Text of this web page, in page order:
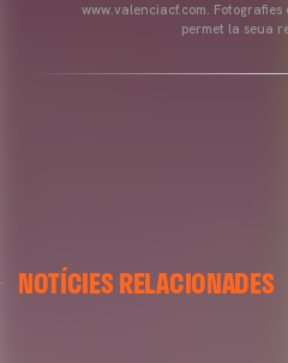
www.valenciacf.com.
permet la seua
NOTÍCIES RELACIONADES
ENTRENAMENT DEL